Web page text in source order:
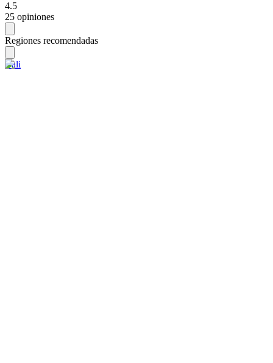
4.5
25 opiniones
Regiones recomendadas
Bali